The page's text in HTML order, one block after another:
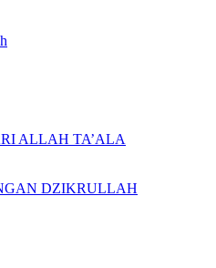
ALLAH TA’ALA
DZIKRULLAH